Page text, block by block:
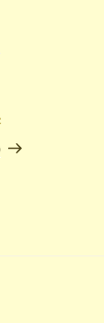
下
篇